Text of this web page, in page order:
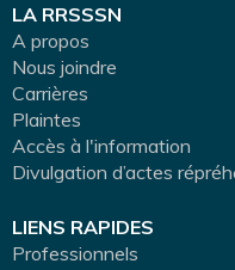
LA RRSSSN
A propos
Nous joindre
Carrières
Plaintes
Accès à l'information
Divulgation d’actes
LIENS RAPIDES
Professionnels